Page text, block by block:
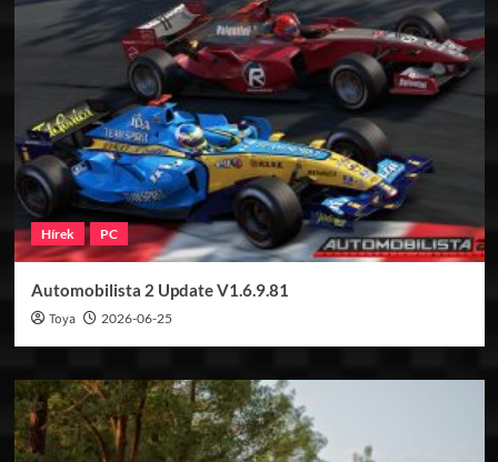
Hírek PC
Automobilista 2 Update V1.6.9.81
Toya 2026-06-25